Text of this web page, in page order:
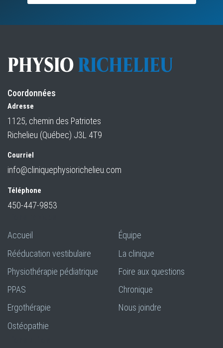
Coordonnées
Adresse
1125, chemin des Patriotes
Richelieu (Québec) J3L 4T9
Courriel
info@cliniquephysiorichelieu.com
Téléphone
450-447-9853
Accueil
Rééducation vestibulaire
Physiothérapie pédiatrique
PPAS
Ergothérapie
Ostéopathie
Équipe
La clinique
Foire aux questions
Chronique
Nous joindre